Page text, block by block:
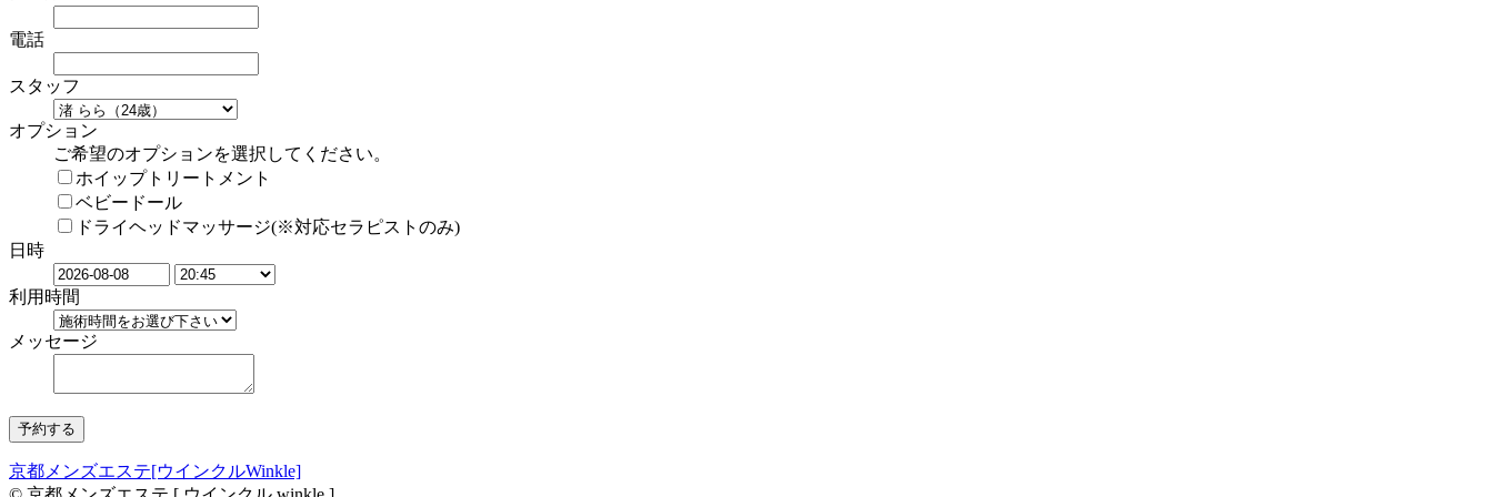
電話
スタッフ
オプション
ご希望のオプションを選択してください。
ホイップトリートメント
ベビードール
ドライヘッドマッサージ(※対応セラピストのみ)
日時
利用時間
メッセージ
京都メンズエステ[ウインクルWinkle]